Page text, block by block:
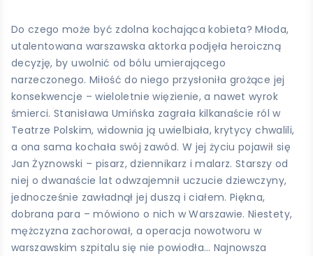
Do czego może być zdolna kochająca kobieta? Młoda,
utalentowana warszawska aktorka podjęła heroiczną
decyzję, by uwolnić od bólu umierającego
narzeczonego. Miłość do niego przysłoniła grożące jej
konsekwencje – wieloletnie więzienie, a nawet wyrok
śmierci. Stanisława Umińska zagrała kilkanaście ról w
Teatrze Polskim, widownia ją uwielbiała, krytycy chwalili,
a ona sama kochała swój zawód. W jej życiu pojawił się
Jan Żyznowski – pisarz, dziennikarz i malarz. Starszy od
niej o dwanaście lat odwzajemnił uczucie dziewczyny,
jednocześnie zawładnął jej duszą i ciałem. Piękna,
dobrana para – mówiono o nich w Warszawie. Niestety,
mężczyzna zachorował, a operacja nowotworu w
warszawskim szpitalu się nie powiodła… Najnowsza